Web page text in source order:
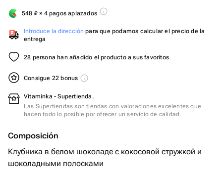
548 ₽ × 4 pagos aplazados
Introduce la dirección para que podamos calcular el precio de la
entrega
28 persona han añadido el producto a sus favoritos
Consigue 22 bonus
Vitaminka - Supertienda.
Las Supertiendas son tiendas con valoraciones excelentes que
hacen todo lo posible por ofrecer un servicio de calidad.
Composición
Клубника в белом шоколаде с кокосовой стружкой и
шоколадными полосками